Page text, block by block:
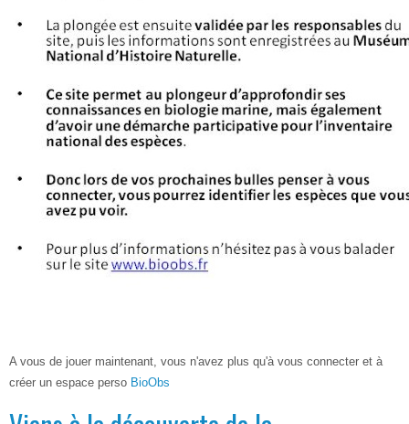
A vous de jouer maintenant, vous n'avez plus qu'à vous connecter et à
créer un espace perso BioObs